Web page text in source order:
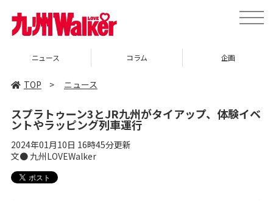
toggle
コラム 企画 イベント
TOP > ニュース
スプラトゥーン3とJR九州がタイアップ、体験イベ
ントやラッピング列車運行
2024年01月10日 16時45分更新
文● 九州LOVEWalker